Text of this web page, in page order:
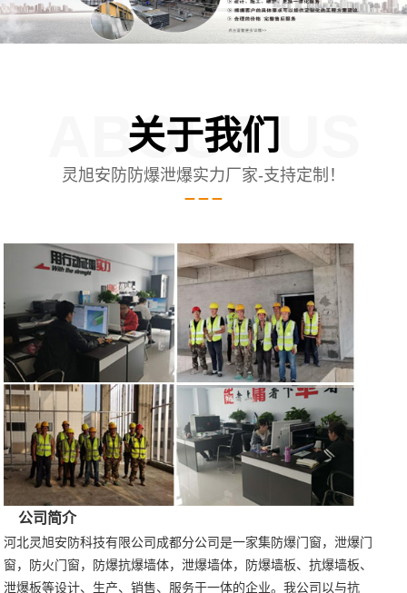
关于我们
ABOUT US
灵旭安防防爆泄爆实力厂家-支持定制！
公司简介
河北灵旭安防科技有限公司成都分公司是一家集防爆门窗，泄爆门
窗，防火门窗，防爆抗爆墙体，泄爆墙体，防爆墙板、抗爆墙板、
泄爆板等设计、生产、销售、服务于一体的企业。我公司以与抗